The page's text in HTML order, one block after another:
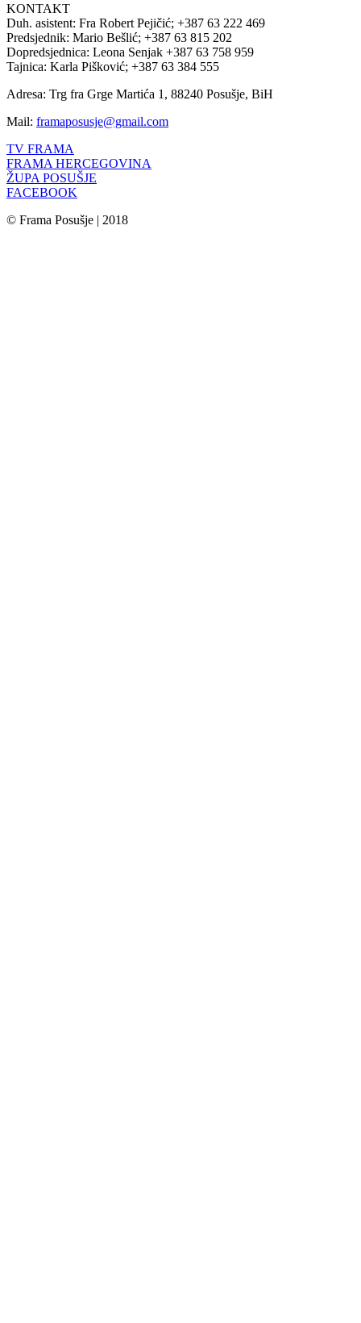
KONTAKT
Duh. asistent: Fra Robert Pejičić; +387 63 222 469
Predsjednik: Mario Bešlić; +387 63 815 202
Dopredsjednica: Leona Senjak +387 63 758 959
Tajnica: Karla Pišković; +387 63 384 555
Adresa: Trg fra Grge Martića 1, 88240 Posušje, BiH
Mail: framaposusje@gmail.com
TV FRAMA
FRAMA HERCEGOVINA
ŽUPA POSUŠJE
FACEBOOK
© Frama Posušje | 2018